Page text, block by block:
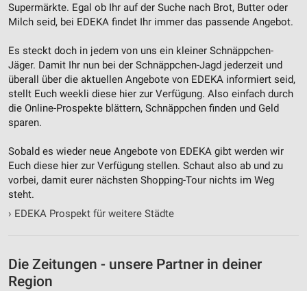
Supermärkte. Egal ob Ihr auf der Suche nach Brot, Butter oder
Milch seid, bei EDEKA findet Ihr immer das passende Angebot.
Es steckt doch in jedem von uns ein kleiner Schnäppchen-
Jäger. Damit Ihr nun bei der Schnäppchen-Jagd jederzeit und
überall über die aktuellen Angebote von EDEKA informiert seid,
stellt Euch weekli diese hier zur Verfügung. Also einfach durch
die Online-Prospekte blättern, Schnäppchen finden und Geld
sparen.
Sobald es wieder neue Angebote von EDEKA gibt werden wir
Euch diese hier zur Verfügung stellen. Schaut also ab und zu
vorbei, damit eurer nächsten Shopping-Tour nichts im Weg
steht.
› EDEKA Prospekt für weitere Städte
Die Zeitungen - unsere Partner in deiner
Region